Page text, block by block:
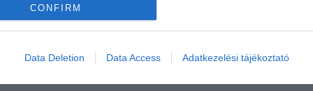
CONFIRM
Data Deletion Data Access Adatkezelési tájékoztató